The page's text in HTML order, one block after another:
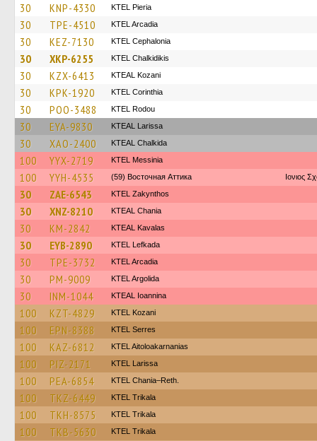
30 KNP-4330 KTEL Pieria
30 TPE-4510 KTEL Arcadia
30 KEZ-7130 KTEL Cephalonia
30 XKP-6255 ΚΤΕL Chalkidikis
30 KZX-6413 KTEAL Kozani
30 KPK-1920 KTEL Corinthia
30 POO-3488 ΚΤΕL Rodou
30 EYA-9830 KTEAL Larissa
30 XAO-2400 KTEAL Chalkida
100 YYX-2719 KTEL Messinia
100 YYH-4535 (59) Восточная Аттика Ιονιος
30 ZAE-6543 KTEL Zakynthos
30 XNZ-8210 KTEAL Chania
30 KM-2842 KTEAL Kavalas
30 EYB-2890 KTEL Lefkada
30 TPE-3732 KTEL Arcadia
30 PM-9009 KTEL Argolida
30 INM-1044 KTEAL Ioannina
100 KZT-4829 ΚΤΕL Kozani
100 EPN-8388 KTEL Serres
100 KAZ-6812 KTEL Aitoloakarnanias
100 PIZ-2171 KTEL Larissa
100 PEA-6854 KTEL Chania–Reth.
100 TKZ-6449 ΚΤΕL Τrikala
100 TKH-8575 ΚΤΕL Τrikala
100 TKB-5630 ΚΤΕL Τrikala